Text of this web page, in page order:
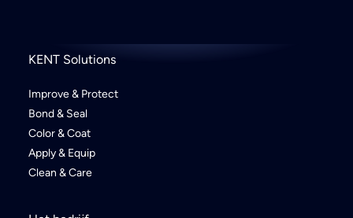
KENT Solutions
Improve & Protect
Bond & Seal
Color & Coat
Apply & Equip
Clean & Care